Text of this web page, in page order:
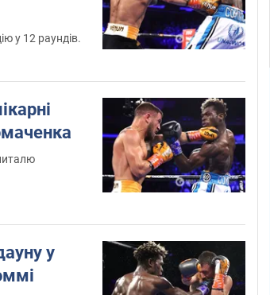
у 12 раундів.
у